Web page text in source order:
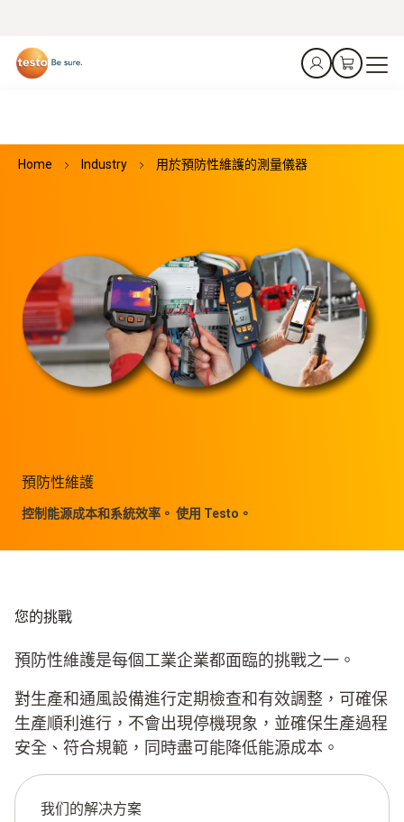
Home Industry 用於預防性維護的測量儀器
預防性維護
控制能源成本和系統效率。 使用 Testo。
您的挑戰
預防性維護是每個工業企業都面臨的挑戰之一。
對生產和通風設備進行定期檢查和有效調整，可確保
生產順利進行，不會出現停機現象，並確保生產過程
安全、符合規範，同時盡可能降低能源成本。
我们的解决方案